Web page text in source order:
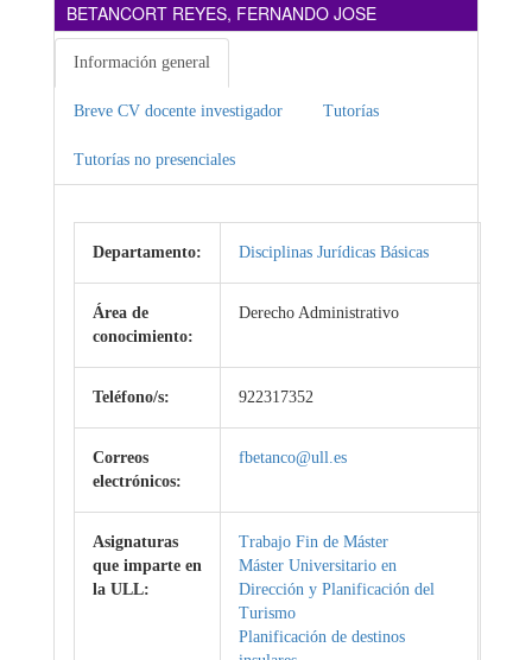
BETANCORT REYES, FERNANDO JOSE
Información general
Breve CV docente investigador Tutorías
Tutorías no presenciales
Departamento: Disciplinas Jurídicas Básicas
Área de
conocimiento:
Derecho Administrativo
Teléfono/s: 922317352
Correos
electrónicos:
fbetanco@ull.es
Asignaturas
que imparte en
la ULL:
Trabajo Fin de Máster
Máster Universitario en
Dirección y Planificación del
Turismo
Planificación de destinos